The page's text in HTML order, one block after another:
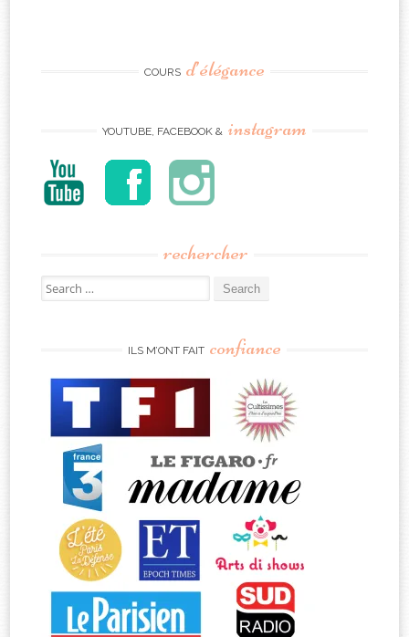
COURS d’élégance
YOUTUBE, FACEBOOK & instagram
rechercher
Search
for:
ILS M’ONT FAIT confiance